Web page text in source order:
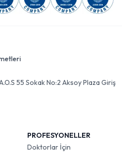
55 Sokak No:2 Aksoy Plaza Giriş
PROFESYONELLER
Doktorlar İçin